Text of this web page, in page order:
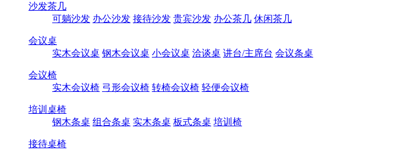
沙发茶几
可躺沙发 办公沙发 接待沙发 贵宾沙发 办公茶几 休闲茶几
会议桌
实木会议桌 钢木会议桌 小会议桌 洽谈桌 讲台/主席台 会议条桌
会议椅
实木会议椅 弓形会议椅 转椅会议椅 轻便会议椅
培训桌椅
钢木条桌 组合条桌 实木条桌 板式条桌 培训椅
接待桌椅